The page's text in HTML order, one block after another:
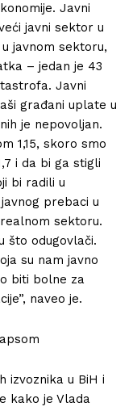
Javni
javni sektor u
javnom sektoru,
– jedan je 43
Javni
građani uplate u
je nepovoljan.
1,15, skoro smo
i da bi ga stigli
bi radili u
prebaci u
sektoru.
što odugovlači.
su nam javno
biti bolne za
naveo je.
izvoznika u BiH i
kako je Vlada